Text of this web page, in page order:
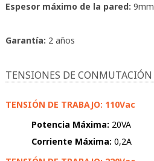
Espesor máximo de la pared: 9mm
Garantía: 2 años
TENSIONES DE CONMUTACIÓN
TENSIÓN DE TRABAJO: 110Vac
Potencia Máxima: 20VA
Corriente Máxima: 0,2A